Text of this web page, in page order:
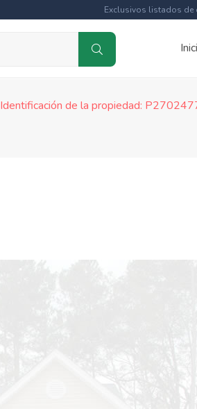
Exclusivos listados de
Identificación de la propiedad: